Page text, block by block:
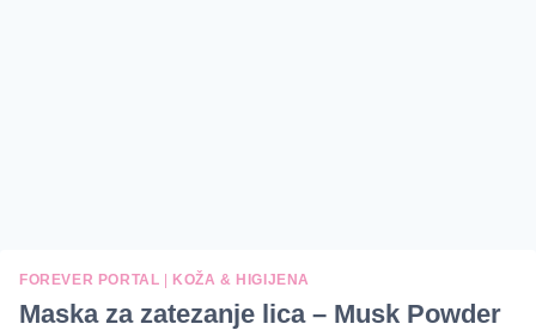
FOREVER PORTAL KOŽA & HIGIJENA
Maska za zatezanje lica – Musk Powder